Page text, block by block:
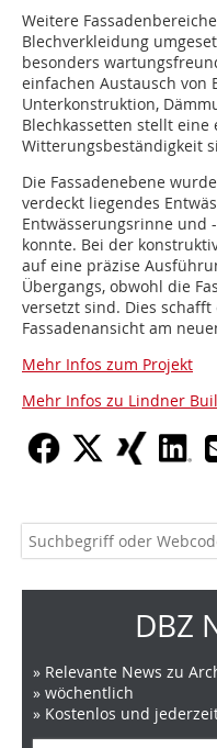
Weitere
Blechverkleidung
besonders
einfachen Austausch von
Unterkonstruktion,
Blechkassetten stellt
Witterungsbeständigkeit
Die Fassadenebene
verdeckt liegendes
Entwässerungsrinne und
konnte. Bei der
auf eine präzise
Übergangs, obwohl die
versetzt sind. Dies
Fassadenansicht am
Mehr Infos zum Projekt
Mehr Infos zu Lindner
DBZ
» Relevante News zu
» wöchentlich
» Kostenlos und